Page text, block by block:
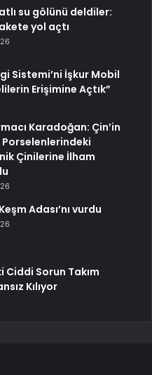
su gölünü deldiler:
yol açtı
Sistemi’ni İşkur Mobil
Erişimine Açtık”
Karadoğan: Çin’in
Çinilerine İlham
Adası’nı vurdu
Ciddi Sorun Takım
Kılıyor